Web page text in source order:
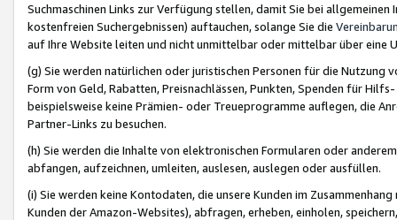
Suchmaschinen Links zur Verfügung stellen, damit Sie bei
kostenfreien Suchergebnissen) auftauchen, solange Sie die
auf Ihre Website leiten und nicht unmittelbar oder mittelbar über eine
(g) Sie werden natürlichen oder juristischen Personen für die Nutzung
Form von Geld, Rabatten, Preisnachlässen, Punkten, Spenden für
beispielsweise keine Prämien- oder Treueprogramme auflegen, die
Partner-Links zu besuchen.
(h) Sie werden die Inhalte von elektronischen Formularen oder
abfangen, aufzeichnen, umleiten, auslesen, auslegen oder ausfüllen.
(i) Sie werden keine Kontodaten, die unsere Kunden im
Kunden der Amazon-Websites), abfragen, erheben, einholen,